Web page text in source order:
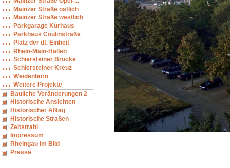
Mainzer Straße östlich
Mainzer Straße westlich
Parkgarage Kurhaus
Parkhaus Coulinstraße
Platz der dt. Einheit
Rhein-Main-Hallen
Schiersteiner Brücke
Schiersteiner Kreuz
Weidenborn
Weitere Projekte
Bauliche Veränderungen 2
Historische Ansichten
Historischer Alltag
Historische Straßen
Zeitstrahl
Impressum
Rheingau im Bild
Presse